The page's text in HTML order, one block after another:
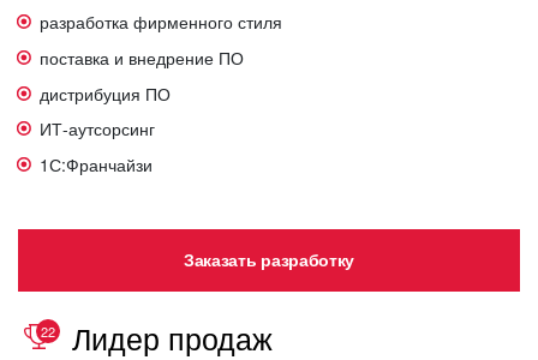
разработка фирменного стиля
поставка и внедрение ПО
дистрибуция ПО
ИТ-аутсорсинг
1С:Франчайзи
Заказать разработку
22 Лидер продаж